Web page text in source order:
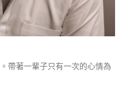
帶著一輩子只有一次的心情為